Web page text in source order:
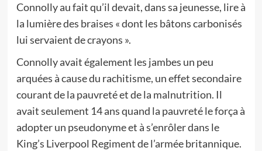
Connolly au fait qu’il devait, dans sa jeunesse, lire à
la lumière des braises « dont les bâtons carbonisés
lui servaient de crayons ».
Connolly avait également les jambes un peu
arquées à cause du rachitisme, un effet secondaire
courant de la pauvreté et de la malnutrition. Il
avait seulement 14 ans quand la pauvreté le força à
adopter un pseudonyme et à s’enrôler dans le
King’s Liverpool Regiment de l’armée britannique.